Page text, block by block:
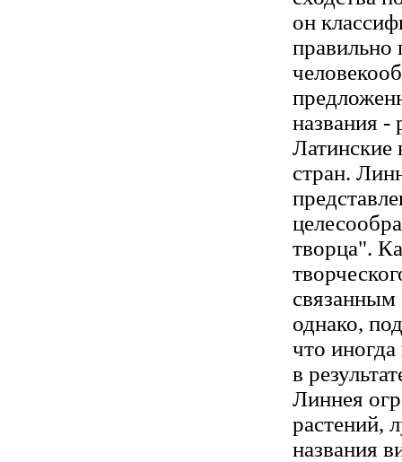
он
правильно
названия
стран.
творца".
однако,
что
в
Линнея
растений,
названия